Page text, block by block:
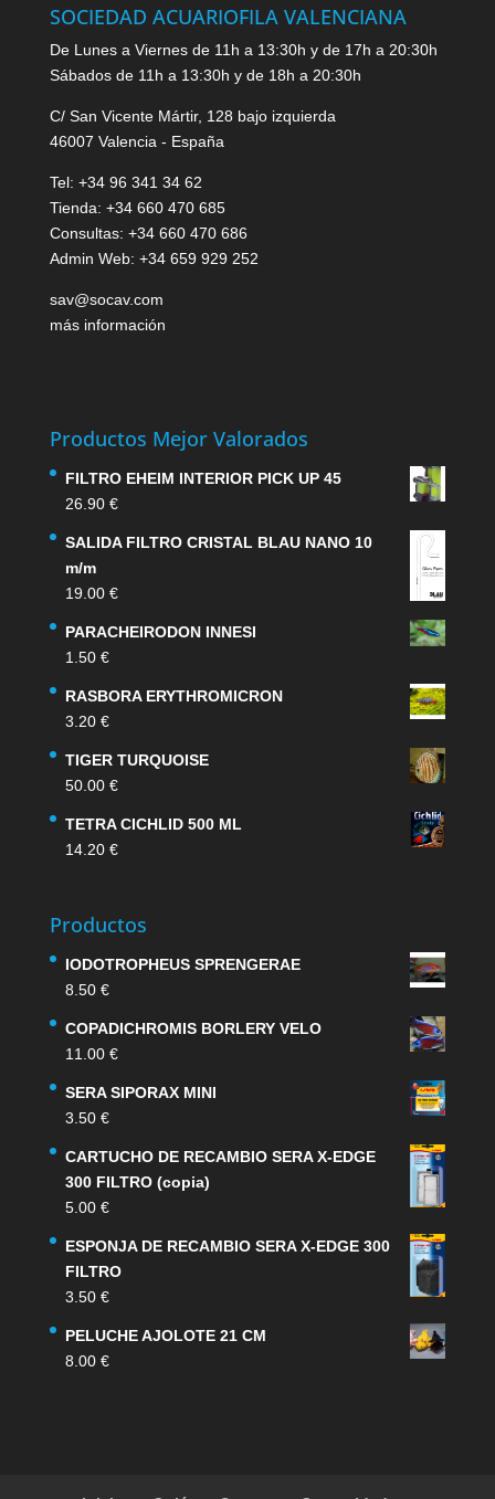
SOCIEDAD ACUARIOFILA VALENCIANA
De Lunes a Viernes de 11h a 13:30h y de 17h a 20:30h
Sábados de 11h a 13:30h y de 18h a 20:30h
C/ San Vicente Mártir, 128 bajo izquierda
46007 Valencia - España
Tel: +34 96 341 34 62
Tienda: +34 660 470 685
Consultas: +34 660 470 686
Admin Web: +34 659 929 252
sav@socav.com
más información
Productos Mejor Valorados
FILTRO EHEIM INTERIOR PICK UP 45
26.90 €
SALIDA FILTRO CRISTAL BLAU NANO 10
m/m
19.00 €
PARACHEIRODON INNESI
1.50 €
RASBORA ERYTHROMICRON
3.20 €
TIGER TURQUOISE
50.00 €
TETRA CICHLID 500 ML
14.20 €
Productos
IODOTROPHEUS SPRENGERAE
8.50 €
COPADICHROMIS BORLERY VELO
11.00 €
SERA SIPORAX MINI
3.50 €
CARTUCHO DE RECAMBIO SERA X-EDGE
300 FILTRO (copia)
5.00 €
ESPONJA DE RECAMBIO SERA X-EDGE 300
FILTRO
3.50 €
PELUCHE AJOLOTE 21 CM
8.00 €